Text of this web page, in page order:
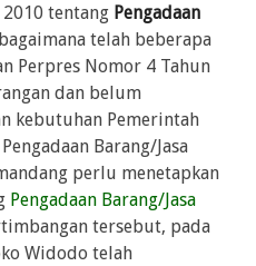
tentang Pengadaan
telah beberapa
Perpres Nomor 4 Tahun
dan belum
kebutuhan Pemerintah
Barang/Jasa
perlu menetapkan
Pengadaan Barang/Jasa
tersebut, pada
Widodo telah